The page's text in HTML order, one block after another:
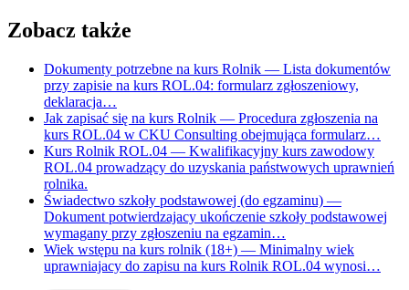
Zobacz także
Dokumenty potrzebne na kurs Rolnik — Lista dokumentów
przy zapisie na kurs ROL.04: formularz zgłoszeniowy,
deklaracja…
Jak zapisać się na kurs Rolnik — Procedura zgłoszenia na
kurs ROL.04 w CKU Consulting obejmująca formularz…
Kurs Rolnik ROL.04 — Kwalifikacyjny kurs zawodowy
ROL.04 prowadzący do uzyskania państwowych uprawnień
rolnika.
Świadectwo szkoły podstawowej (do egzaminu) —
Dokument potwierdzajacy ukończenie szkoły podstawowej
wymagany przy zgłoszeniu na egzamin…
Wiek wstępu na kurs rolnik (18+) — Minimalny wiek
uprawniajacy do zapisu na kurs Rolnik ROL.04 wynosi…